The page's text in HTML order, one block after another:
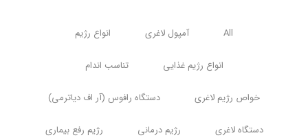
All آمپول لاغری انواع رژیم
انواع رژیم غذایی تناسب اندام
خواص رژیم لاغری دستگاه رافوس (آر اف دیاترمی)
دستگاه لاغری رژیم درمانی رژیم رفع بیماری